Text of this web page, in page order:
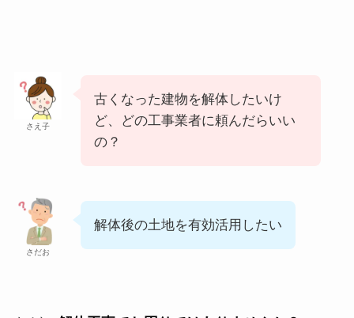
さえ子
古くなった建物を解体したいけ
ど、どの工事業者に頼んだらいい
の？
さだお
解体後の土地を有効活用したい